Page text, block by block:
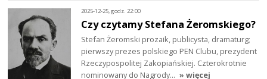
2025-12-25, godz. 22:00
Czy czytamy Stefana Żeromskiego?
Stefan Żeromski prozaik, publicysta, dramaturg;
pierwszy prezes polskiego PEN Clubu, prezydent
Rzeczypospolitej Zakopiańskiej. Czterokrotnie
nominowany do Nagrody… » więcej